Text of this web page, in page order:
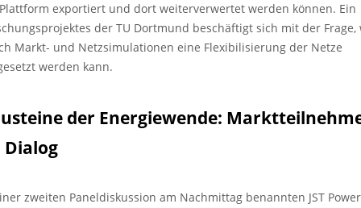
exportiert und dort weiterverwertet werden können. Ein
der TU Dortmund beschäftigt sich mit der Frage,
Markt- und Netzsimulationen eine Flexibilisierung der Netze
werden kann.
der Energiewende:
zweiten Paneldiskussion am Nachmittag benannten JST Power